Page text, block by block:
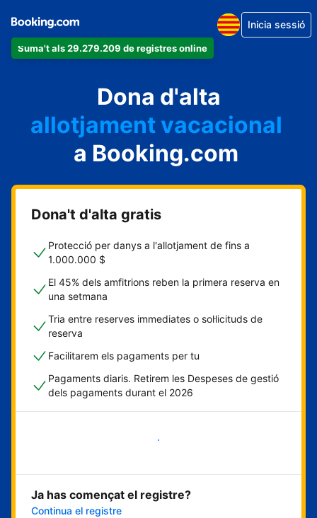
Suma't als 29.279.209 de registres online
Inicia sessió
Dona d'alta
un apartament
un hotel
allotjament vacacional
un hostal
una casa rural
a Booking.com
Dona't d'alta gratis
Protecció per danys a l'allotjament de fins a
1.000.000 $
El 45% dels amfitrions reben la primera reserva en
una setmana
Tria entre reserves immediates o sol·licituds de
reserva
Facilitarem els pagaments per tu
Pagaments diaris. Retirem les Despeses de gestió
dels pagaments durant el 2026
Comença ara
Ja has començat el registre?
Continua el registre